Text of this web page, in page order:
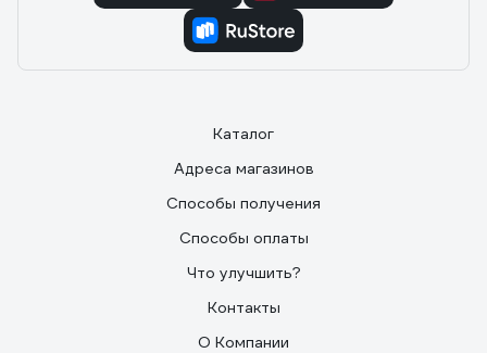
Каталог
Адреса магазинов
Способы получения
Способы оплаты
Что улучшить?
Контакты
О Компании